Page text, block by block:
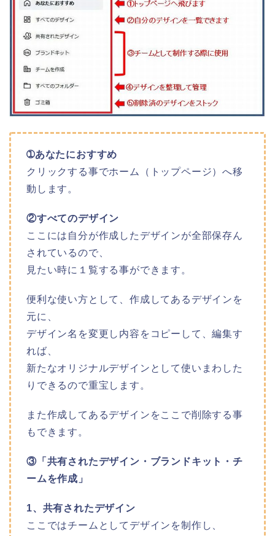
➀あなたにおすすめ
クリックする事でホーム（トップページ）へ移
動します。
②すべてのデザイン
ここには自分が作成したデザインが全部保存ん
されているので、
見たい時に１覧する事ができます。
便利な使い方として、作成してあるデザインを
元に、
デザイン名を変更し内容をコピーして、編集す
れば、
新たなオリジナルデザインとして使いまわした
りできるので重宝します。
また作成してあるデザインをここで削除する事
もできます。
③「共有されたデザイン・ブランドキット・チ
ームを作成」
1、共有されたデザイン
ここではチームとしてデザインを制作し、